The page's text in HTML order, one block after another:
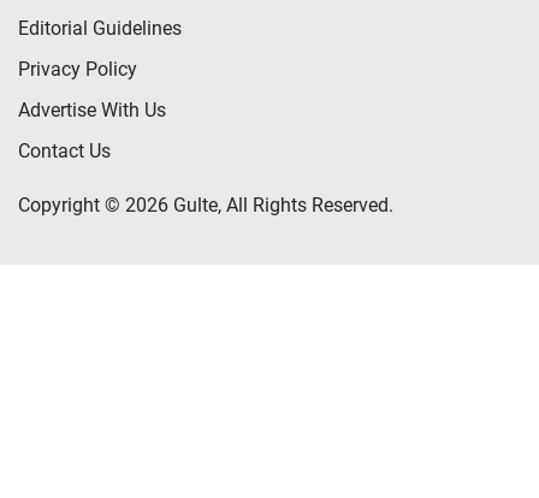
Editorial Guidelines
Privacy Policy
Advertise With Us
Contact Us
Copyright © 2026 Gulte, All Rights Reserved.